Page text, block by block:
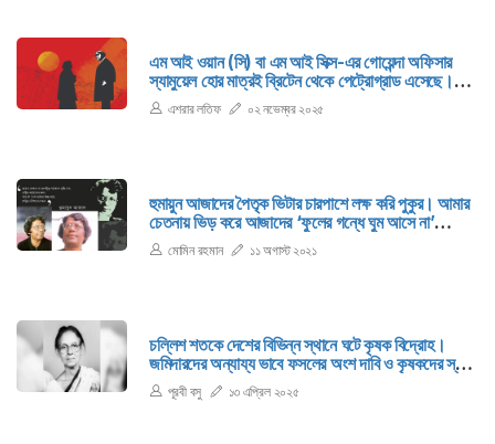
এম আই ওয়ান (সি) বা এম আই সিক্স-এর গোয়েন্দা অফিসার
স্যামুয়েল হোর মাত্রই ব্রিটেন থেকে পেট্রোগ্রাড এসেছে।
স্যামুয়েল এখন পুরো রাশিয়ার ব্রিটিশ গোয়েন্দা প্রধান।
এশরার লতিফ ০২ নভেম্বর ২০২৫
হুমায়ুন আজাদের পৈতৃক ভিটার চারপাশে লক্ষ করি পুকুর। আমার
চেতনায় ভিড় করে আজাদের ‘ফুলের গন্ধে ঘুম আসে না’
গ্রন্থের দুটি বাক্য: ‘আমাদের বাড়িটি পুকুর দিয়ে ঘেরা। তার
পায়ের নিচে সারাক্ষণ ঝুমঝুম করে বাজে পানির নূপুর।’
মোমিন রহমান ১১ অগাস্ট ২০২১
চল্লিশ শতকে দেশের বিভিন্ন স্থানে ঘটে কৃষক বিদ্রোহ।
জমিদারদের অন্যায্য ভাবে ফসলের অংশ দাবি ও কৃষকদের স্বার্থ
রক্ষার জন্যে কৃষকদের সঙ্ঘবদ্ধ করতে থাকেন বামপন্থী
রাজনৈতিক নেতারা, যেমন ময়মনসিং অঞ্চলে মনি সিং, উত্তরবঙ্গে
পূরবী বসু ১৩ এপ্রিল ২০২৫